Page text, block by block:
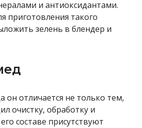
и антиоксидантами.
приготовления такого
зелень в блендер и
он отличается не только тем,
очистку, обработку и
составе присутствуют